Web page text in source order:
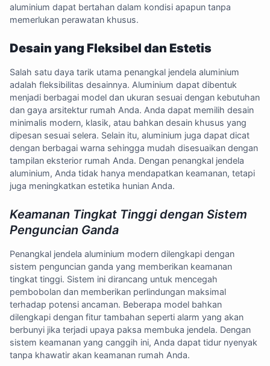
aluminium dapat bertahan dalam kondisi apapun tanpa
memerlukan perawatan khusus.
Desain yang Fleksibel dan Estetis
Salah satu daya tarik utama penangkal jendela aluminium
adalah fleksibilitas desainnya. Aluminium dapat dibentuk
menjadi berbagai model dan ukuran sesuai dengan kebutuhan
dan gaya arsitektur rumah Anda. Anda dapat memilih desain
minimalis modern, klasik, atau bahkan desain khusus yang
dipesan sesuai selera. Selain itu, aluminium juga dapat dicat
dengan berbagai warna sehingga mudah disesuaikan dengan
tampilan eksterior rumah Anda. Dengan penangkal jendela
aluminium, Anda tidak hanya mendapatkan keamanan, tetapi
juga meningkatkan estetika hunian Anda.
Keamanan Tingkat Tinggi dengan Sistem
Penguncian Ganda
Penangkal jendela aluminium modern dilengkapi dengan
sistem penguncian ganda yang memberikan keamanan
tingkat tinggi. Sistem ini dirancang untuk mencegah
pembobolan dan memberikan perlindungan maksimal
terhadap potensi ancaman. Beberapa model bahkan
dilengkapi dengan fitur tambahan seperti alarm yang akan
berbunyi jika terjadi upaya paksa membuka jendela. Dengan
sistem keamanan yang canggih ini, Anda dapat tidur nyenyak
tanpa khawatir akan keamanan rumah Anda.